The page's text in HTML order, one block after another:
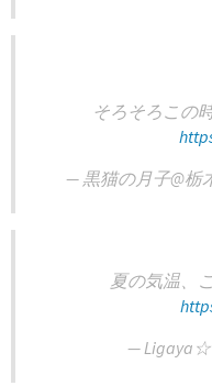
そろそろこの
— 黒猫の月子@栃
夏の気温、
— Ligaya☆